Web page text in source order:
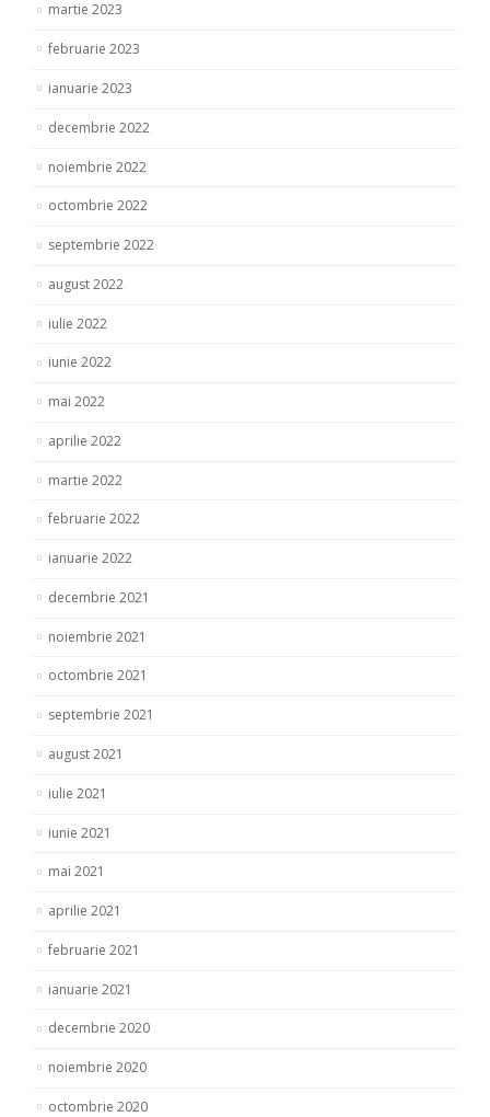
martie 2023
februarie 2023
ianuarie 2023
decembrie 2022
noiembrie 2022
octombrie 2022
septembrie 2022
august 2022
iulie 2022
iunie 2022
mai 2022
aprilie 2022
martie 2022
februarie 2022
ianuarie 2022
decembrie 2021
noiembrie 2021
octombrie 2021
septembrie 2021
august 2021
iulie 2021
iunie 2021
mai 2021
aprilie 2021
februarie 2021
ianuarie 2021
decembrie 2020
noiembrie 2020
octombrie 2020